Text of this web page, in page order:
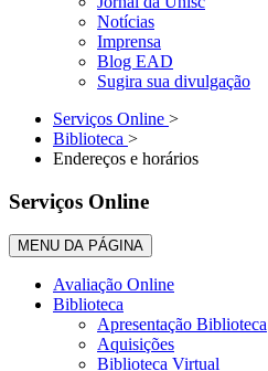
Notícias
Imprensa
Blog EAD
Sugira sua divulgação
Serviços Online >
Biblioteca >
Endereços e horários
Serviços Online
MENU DA PÁGINA
Avaliação Online
Biblioteca
Apresentação Biblioteca
Aquisições
Biblioteca Virtual